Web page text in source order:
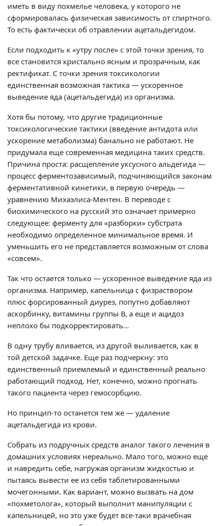
иметь в виду похмелье человека, у которого не
сформировалась физическая зависимость от спиртного.
То есть фактически об отравлении ацетальдегидом.
Если подходить к «утру после» с этой точки зрения, то
все становится кристально ясным и прозрачным, как
ректификат. С точки зрения токсикологии
единственная возможная тактика — ускоренное
выведение яда (ацетальдегида) из организма.
Хотя бы потому, что другие традиционные
токсикологические тактики (введение антидота или
ускорение метаболизма) банально не работают. Не
придумала еще современная медицина таких средств.
Причина проста: расщепление уксусного альдегида —
процесс ферментозависимый, подчиняющийся законам
ферментативной кинетики, в первую очередь —
уравнению Михаэлиса-Ментен. В переводе с
биохимического на русский это означает примерно
следующее: ферменту для «разборки» субстрата
необходимо определенное минимальное время. И
уменьшить его не представляется возможным от слова
«совсем».
Так что остается только — ускоренное выведение яда из
организма. Например, капельница с физраствором
плюс форсированный диурез, попутно добавляют
аскорбинку, витамины группы В, а еще и ацидоз
неплохо бы подкорректировать…
В одну трубу вливается, из другой выливается, как в
той детской задачке. Еще раз подчеркну: это
единственный приемлемый и единственный реально
работающий подход. Нет, конечно, можно прогнать
такого пациента через гемосорбцию.
Но принцип-то останется тем же — удаление
ацетальдегида из крови.
Собрать из подручных средств аналог такого лечения в
домашних условиях нереально. Мало того, можно еще
и навредить себе, нагружая организм жидкостью и
пытаясь вывести ее из себя таблетированными
мочегонными. Как вариант, можно вызвать на дом
«похметолога», который выполнит манипуляции с
капельницей, но это уже будет все-таки врачебная